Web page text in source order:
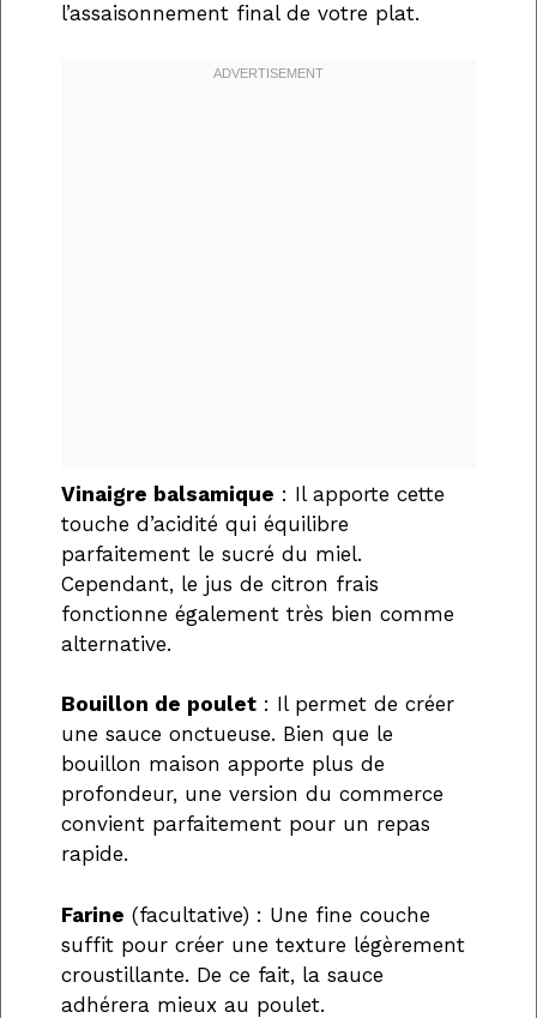
l’assaisonnement final de votre plat.
Vinaigre balsamique : Il apporte cette
touche d’acidité qui équilibre
parfaitement le sucré du miel.
Cependant, le jus de citron frais
fonctionne également très bien comme
alternative.
Bouillon de poulet : Il permet de créer
une sauce onctueuse. Bien que le
bouillon maison apporte plus de
profondeur, une version du commerce
convient parfaitement pour un repas
rapide.
Farine (facultative) : Une fine couche
suffit pour créer une texture légèrement
croustillante. De ce fait, la sauce
adhérera mieux au poulet.